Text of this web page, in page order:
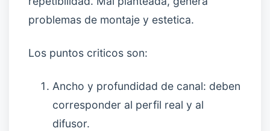
problemas de montaje y estetica.
Los puntos criticos son:
Ancho y profundidad de canal: deben
corresponder al perfil real y al
difusor.